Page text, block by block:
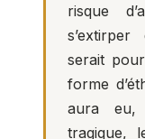
risque
serait
forme
aura eu,
tragique,